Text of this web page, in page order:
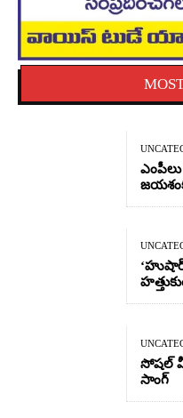
సోషల్
సాంగ్